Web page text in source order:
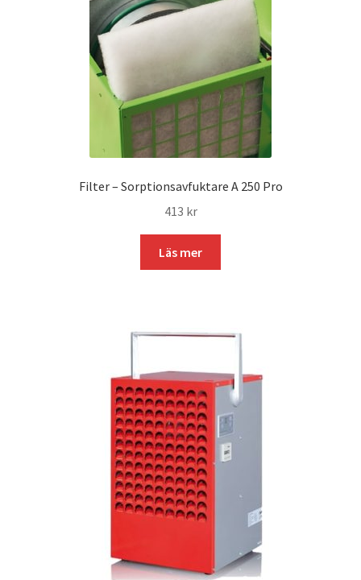
Filter – Sorptionsavfuktare A 250 Pro
413 kr
Läs mer